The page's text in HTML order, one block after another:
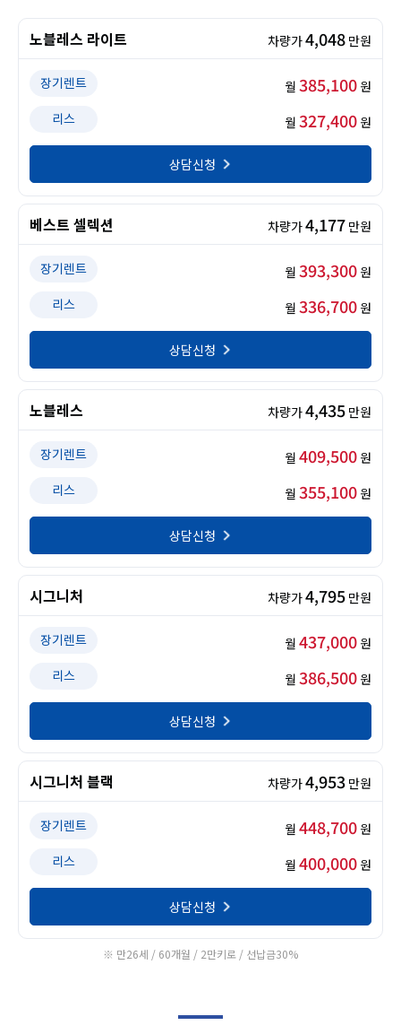
노블레스 라이트 차량가4,048 만원
장기렌트 월 385,100 원
리스
월 327,400 원
상담신청
베스트 셀렉션 차량가4,177 만원
장기렌트 월 393,300 원
리스
월 336,700 원
상담신청
노블레스 차량가4,435 만원
장기렌트 월 409,500 원
리스
월 355,100 원
상담신청
시그니처 차량가4,795 만원
장기렌트 월 437,000 원
리스
월 386,500 원
상담신청
시그니처 블랙 차량가4,953 만원
장기렌트 월 448,700 원
리스
월 400,000 원
상담신청
※ 만26세 / 60개월 / 2만키로 / 선납금30%